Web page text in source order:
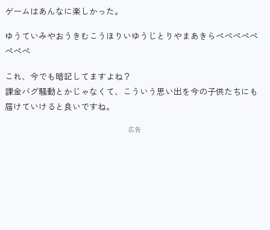
ゲームはあんなに楽しかった。
ゆうていみやおうきむこうほりいゆうじとりやまあきらぺぺぺぺぺ
ぺぺぺ
これ、今でも暗記してますよね？
課金バグ騒動とかじゃなくて、こういう思い出を今の子供たちにも
届けていけると良いですね。